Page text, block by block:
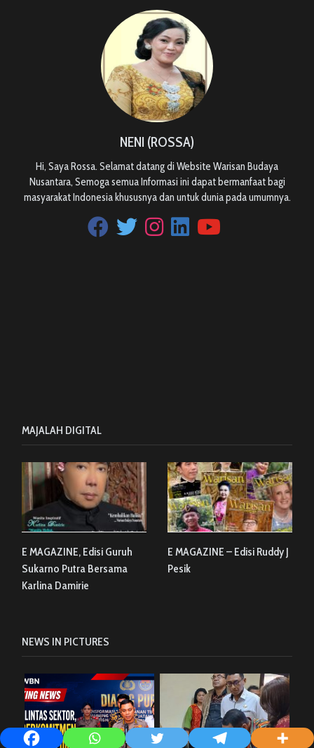
NENI (ROSSA)
Hi, Saya Rossa. Selamat datang di Website Warisan Budaya
Nusantara, Semoga semua Informasi ini dapat bermanfaat bagi
masyarakat Indonesia khususnya dan untuk dunia pada umumnya.
MAJALAH DIGITAL
E MAGAZINE, Edisi Guruh
Sukarno Putra Bersama
Karlina Damirie
E MAGAZINE – Edisi Ruddy J
Pesik
NEWS IN PICTURES